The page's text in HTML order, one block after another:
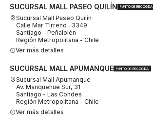
SUCURSAL MALL PASEO QUILÍN PUNTO DE RECOGIDA
Sucursal Mall Paseo Quilín
Calle Mar Tirreno , 3349
Santiago - Peñalolén
Región Metropolitana - Chile
Ver más detalles
SUCURSAL MALL APUMANQUE PUNTO DE RECOGIDA
Sucursal Mall Apumanque
Av. Manquehue Sur, 31
Santiago - Las Condes
Región Metropolitana - Chile
Ver más detalles